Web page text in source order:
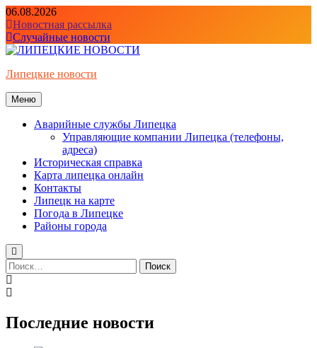
Перейти
к
содержимому
06.08.2026
Новостная рассылка
Случайные новости
Липецкие новости
Меню
Аварийные службы Липецка
Управляющие компании Липецка (телефоны,
адреса)
Историческая справка
Карта липецка онлайн
Контакты
Липецк на карте
Погода в Липецке
Районы города
Найти:
Последние новости